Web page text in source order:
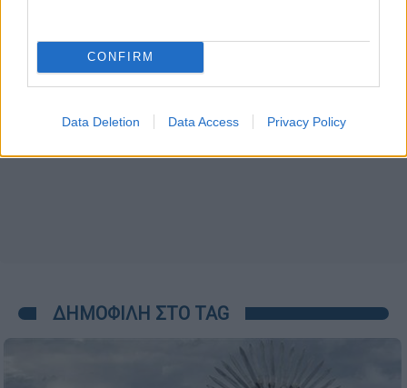
CONFIRM
Data Deletion Data Access Privacy Policy
ΔΗΜΟΦΙΛΗ ΣΤΟ TAG